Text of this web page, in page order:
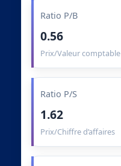
Ratio P/B
0.56
Prix/Valeur comptable
Ratio P/S
1.62
Prix/Chiffre d’affaires